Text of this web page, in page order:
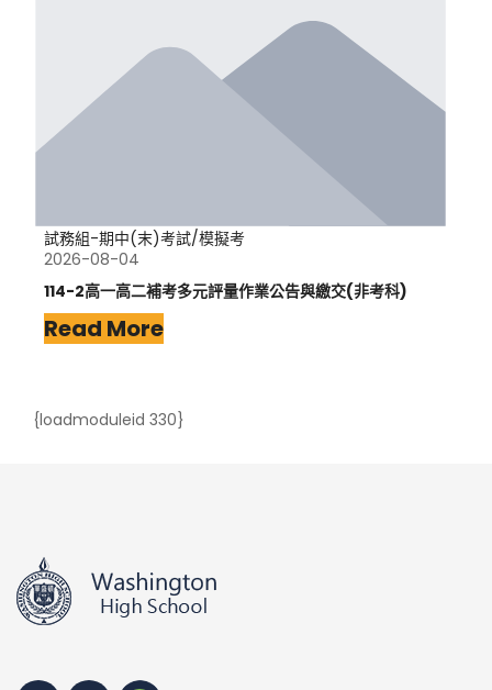
試務組-期中(末)考試/模擬考
2026-08-04
114-2高一高二補考多元評量作業公告與繳交(非考科)
Read More
{loadmoduleid 330}